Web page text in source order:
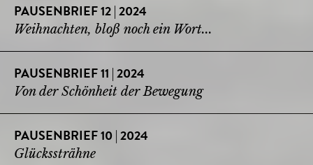
PAUSENBRIEF 12 | 2024
Weihnachten, bloß noch ein Wort...
PAUSENBRIEF 11 | 2024
Von der Schönheit der Bewegung
PAUSENBRIEF 10 | 2024
Glückssträhne